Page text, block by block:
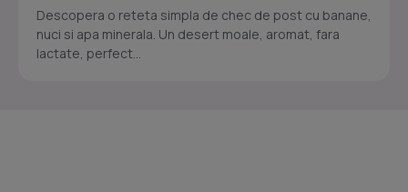
Descopera o reteta simpla de chec de post cu banane,
nuci si apa minerala. Un desert moale, aromat, fara
lactate, perfect...